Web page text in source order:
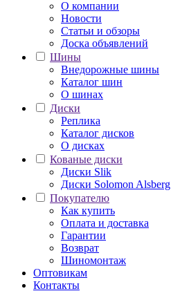
О компании
Новости
Статьи и обзоры
Доска объявлений
Шины
Внедорожные шины
Каталог шин
О шинах
Диски
Реплика
Каталог дисков
О дисках
Кованые диски
Диски Slik
Диски Solomon Alsberg
Покупателю
Как купить
Оплата и доставка
Гарантии
Возврат
Шиномонтаж
Оптовикам
Контакты